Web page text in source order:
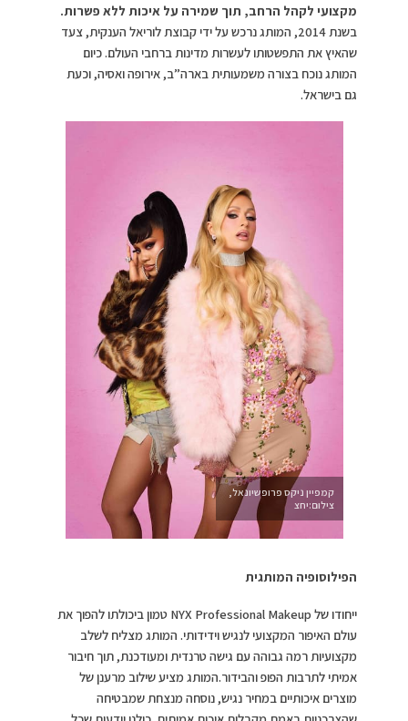
מקצועי לקהל הרחב, תוך שמירה על איכות ללא פשרות.
בשנת 2014, המותג נרכש על ידי קבוצת לוריאל הענקית, צעד
שהאיץ את התפשטותו לעשרות מדינות ברחבי העולם. כיום
המותג נוכח בצורה משמעותית בארה”ב, אירופה ואסיה, וכעת
גם בישראל.
קמפיין ניקס פרופשיונאל,
צילום:יחצ
הפילוסופיה המותגית
ייחודו של NYX Professional Makeup טמון ביכולתו להפוך את
עולם האיפור המקצועי לנגיש וידידותי. המותג מצליח לשלב
מקצועיות רמה גבוהה עם גישה טרנדית ומעודכנת, תוך חיבור
אמיתי לתרבות הפופ והבידור.המותג מציע שילוב מרענן של
מוצרים איכותיים במחיר נגיש, נוסחה מנצחת שמבטיחה